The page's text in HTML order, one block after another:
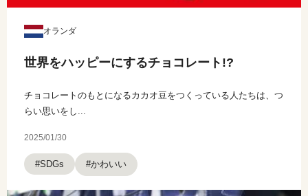
オランダ
世界をハッピーにするチョコレート!?
チョコレートのもとになるカカオ豆をつくっている人たちは、つ
らい思いをし...
2025/01/30
#SDGs #かわいい